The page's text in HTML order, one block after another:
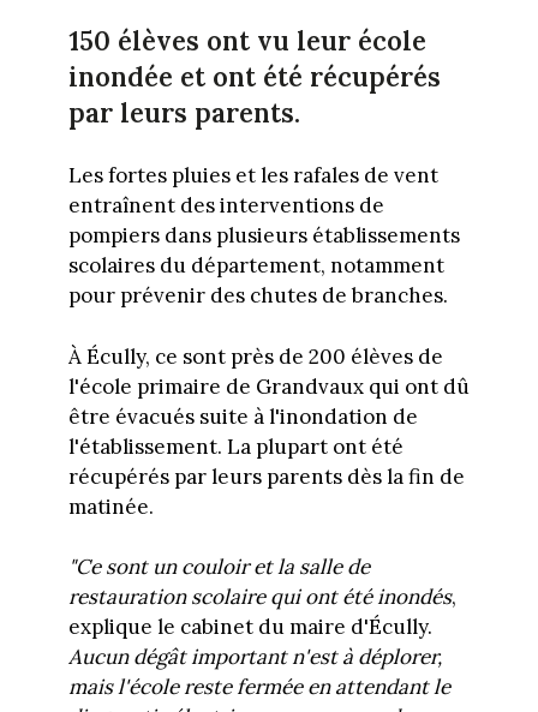
150 élèves ont vu leur école
inondée et ont été récupérés
par leurs parents.
Les fortes pluies et les rafales de vent
entraînent des interventions de
pompiers dans plusieurs établissements
scolaires du département, notamment
pour prévenir des chutes de branches.
À Écully, ce sont près de 200 élèves de
l'école primaire de Grandvaux qui ont dû
être évacués suite à l'inondation de
l'établissement. La plupart ont été
récupérés par leurs parents dès la fin de
matinée.
"Ce sont un couloir et la salle de
restauration scolaire qui ont été inondés,
explique le cabinet du maire d'Écully.
Aucun dégât important n'est à déplorer,
mais l'école reste fermée en attendant le